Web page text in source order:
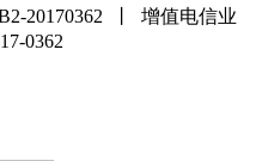
20170362 丨 增值电信业
0362